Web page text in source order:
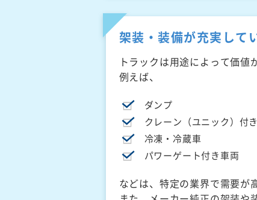
架装・装備が充実して
トラックは用途によって価値
例えば、
ダンプ
クレーン（ユニック）付き
冷凍・冷蔵車
パワーゲート付き車両
などは、特定の業界で需要が